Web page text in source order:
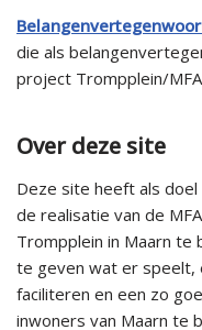
die als
project Trompplein/
Over deze site
Deze site heeft als
de realisatie van de
Trompplein in Maarn te
te geven wat er speelt,
faciliteren en een zo
inwoners van Maarn te